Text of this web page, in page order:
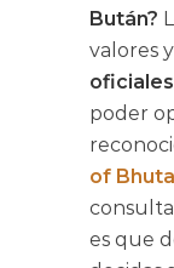
Bután?
valores
oficiales
poder
of
es que